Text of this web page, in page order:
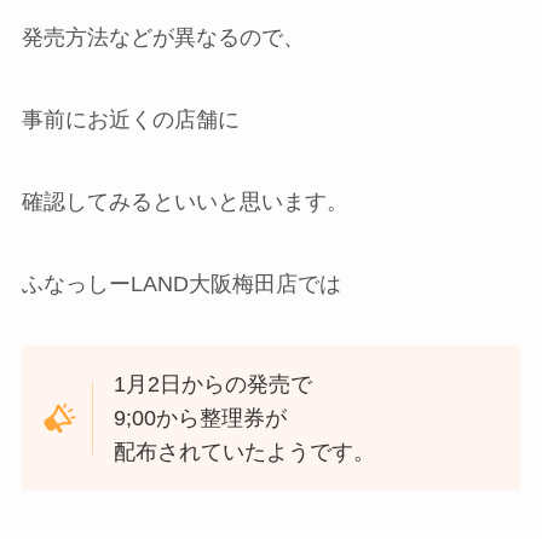
発売方法などが異なるので、
事前にお近くの店舗に
確認してみるといいと思います。
ふなっしーLAND大阪梅田店では
1月2日からの発売で
9;00から整理券が
配布されていたようです。